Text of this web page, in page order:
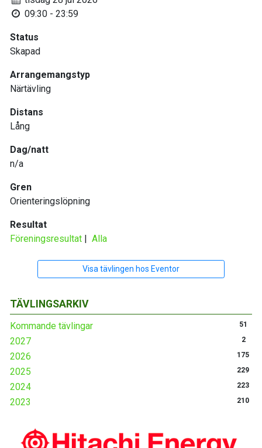
TÄVLINGSARKIV
Kommande tävlingar 51
2027 2
2026 175
2025 229
2024 223
2023 210
09:30 - 23:59
Status
Skapad
Arrangemangstyp
Närtävling
Distans
Lång
Dag/natt
n/a
Gren
Orienteringslöpning
Resultat
Föreningsresultat | Alla
Visa tävlingen hos Eventor